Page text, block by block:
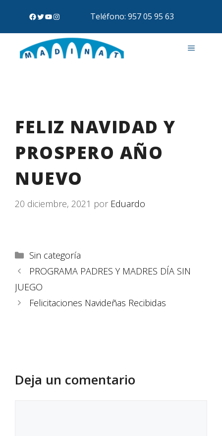
Teléfono: 957 05 95 63
FELIZ NAVIDAD Y
PROSPERO AÑO
NUEVO
20 diciembre, 2021 por Eduardo
Sin categoría
PROGRAMA PADRES Y MADRES DÍA SIN
JUEGO
Felicitaciones Navideñas Recibidas
Deja un comentario